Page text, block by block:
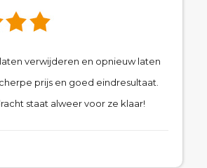
verwijderen en opnieuw laten
prijs en goed eindresultaat.
staat alweer voor ze klaar!